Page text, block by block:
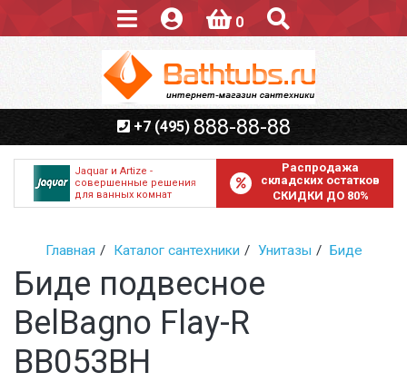
0
+7 (495) 888-88-88
Распродажа
складских остатков
СКИДКИ ДО 80%
Jaquar и Artize -
совершенные решения
для ванных комнат
Главная Каталог сантехники Унитазы Биде
Биде подвесное
BelBagno Flay-R
BB053BH